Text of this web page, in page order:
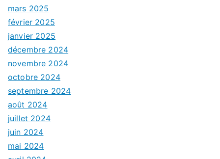
mars 2025
février 2025
janvier 2025
décembre 2024
novembre 2024
octobre 2024
septembre 2024
août 2024
juillet 2024
juin 2024
mai 2024